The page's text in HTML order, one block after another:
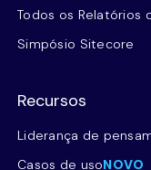
Todos os Relatórios
Simpósio Sitecore
Recursos
Liderança de
Casos de usoNOVO